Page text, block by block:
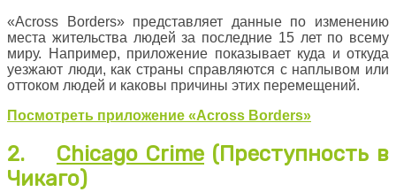
«Across Borders» представляет данные по изменению
места жительства людей за последние 15 лет по всему
миру. Например, приложение показывает куда и откуда
уезжают люди, как страны справляются с наплывом или
оттоком людей и каковы причины этих перемещений.
Посмотреть приложение «Across Borders»
2. Chicago Crime (Преступность в
Чикаго)